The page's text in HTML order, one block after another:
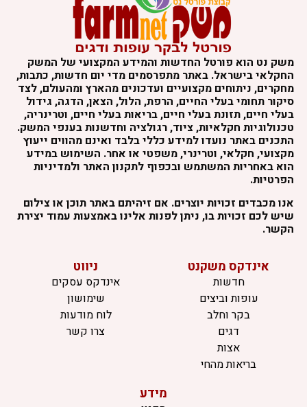
משק נט הוא פורטל החדשות והמידע המקצועי של המשק
החקלאי בישראל. באתר מתפרסמים מדי יום חדשות, כתבות,
מחקרים, ניתוחים מקצועיים ועדכונים מהארץ ומהעולם, לצד
סיקור תחומי בעלי החיים, הרפת, הלול, הצאן, הדגה, גידול
בעלי חיים, תזונת בעלי חיים, בריאות בעלי חיים, וטרינריה,
טכנולוגיות חקלאיות, ציוד, רגולציה וחדשנות בענפי המשק.
התכנים באתר נועדו למידע כללי בלבד ואינם מהווים ייעוץ
מקצועי, חקלאי, וטרינרי, משפטי או אחר. השימוש במידע
הוא באחריות המשתמש ובכפוף לתקנון האתר ולמדיניות
הפרטיות.
אנו מכבדים זכויות יוצרים. אם זיהיתם באתר תוכן או צילום
שיש לכם זכויות בו, ניתן לפנות אלינו באמצעות עמוד יצירת
הקשר.
אינדקס משקנט
חדשות
עופות וביצים
בקר וחלב
דגים
אצות
בריאות מהחי
ניווט
אינדקס עסקים
שימושון
לוח מודעות
צרו קשר
מידע